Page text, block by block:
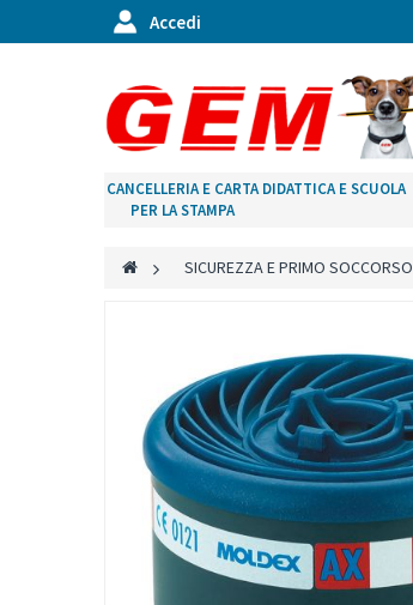
Accedi
CANCELLERIA E CARTA
PER LA STAMPA
DIDATTICA E SCUOLA
> SICUREZZA E PRIMO SOCCORSO